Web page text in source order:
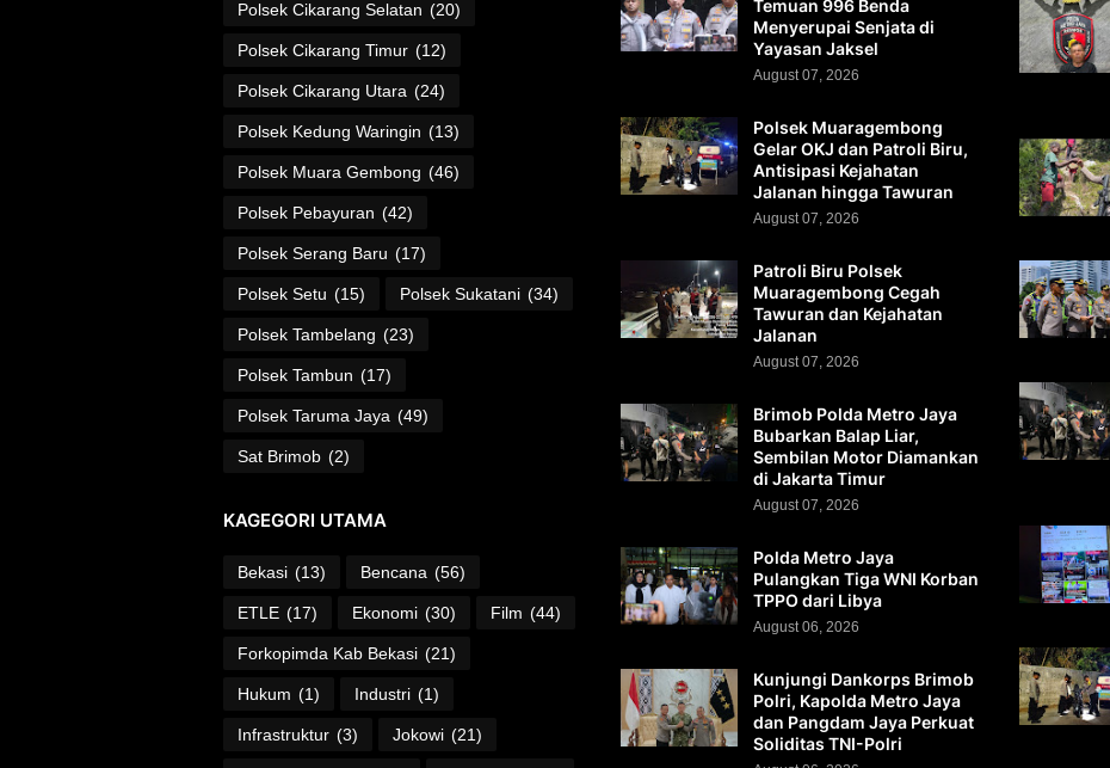
Polsek Cikarang Selatan (20)
Polsek Cikarang Timur (12)
Polsek Cikarang Utara (24)
Polsek Kedung Waringin (13)
Polsek Muara Gembong (46)
Polsek Pebayuran (42)
Polsek Serang Baru (17)
Polsek Setu (15) Polsek Sukatani (34)
Polsek Tambelang (23)
Polsek Tambun (17)
Polsek Taruma Jaya (49)
Sat Brimob (2)
KAGEGORI UTAMA
Bekasi (13) Bencana (56)
ETLE (17) Ekonomi (30) Film (44)
Forkopimda Kab Bekasi (21)
Hukum (1) Industri (1)
Infrastruktur (3) Jokowi (21)
Temuan 996 Benda
Menyerupai Senjata di
Yayasan Jaksel
August 07, 2026
Polsek Muaragembong
Gelar OKJ dan Patroli Biru,
Antisipasi Kejahatan
Jalanan hingga Tawuran
August 07, 2026
Patroli Biru Polsek
Muaragembong Cegah
Tawuran dan Kejahatan
Jalanan
August 07, 2026
Brimob Polda Metro Jaya
Bubarkan Balap Liar,
Sembilan Motor Diamankan
di Jakarta Timur
August 07, 2026
Polda Metro Jaya
Pulangkan Tiga WNI Korban
TPPO dari Libya
August 06, 2026
Kunjungi Dankorps Brimob
Polri, Kapolda Metro Jaya
dan Pangdam Jaya Perkuat
Soliditas TNI-Polri